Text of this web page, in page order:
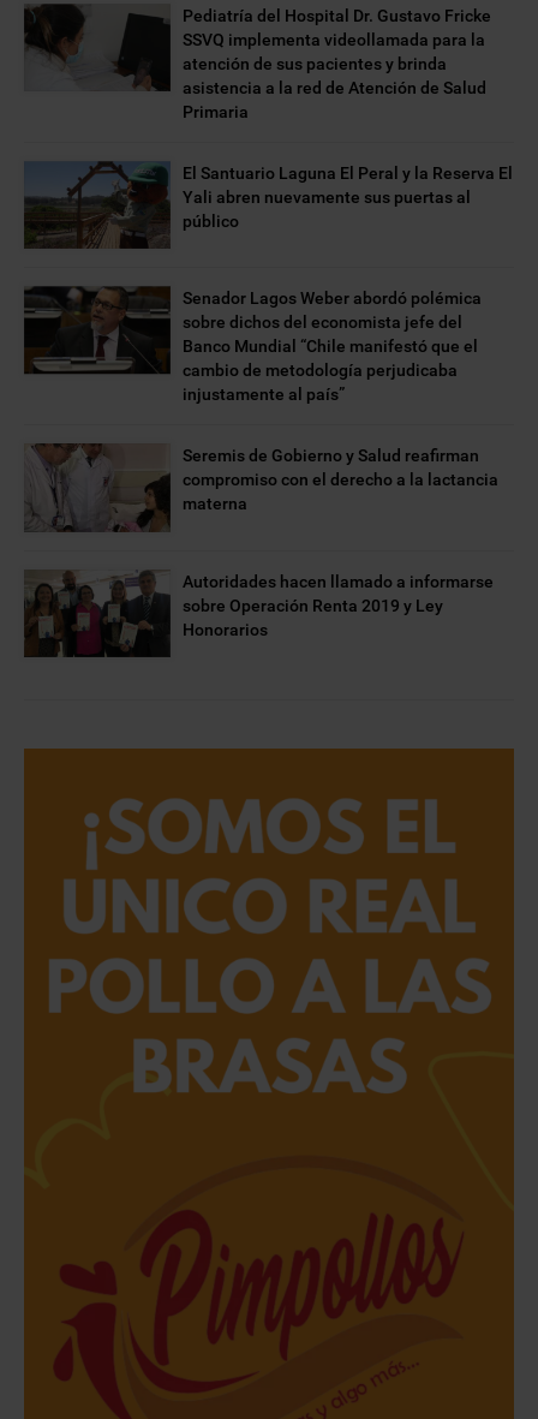
Pediatría del Hospital Dr. Gustavo Fricke
SSVQ implementa videollamada para la
atención de sus pacientes y brinda
asistencia a la red de Atención de Salud
Primaria
El Santuario Laguna El Peral y la Reserva El
Yali abren nuevamente sus puertas al
público
Senador Lagos Weber abordó polémica
sobre dichos del economista jefe del
Banco Mundial “Chile manifestó que el
cambio de metodología perjudicaba
injustamente al país”
Seremis de Gobierno y Salud reafirman
compromiso con el derecho a la lactancia
materna
Autoridades hacen llamado a informarse
sobre Operación Renta 2019 y Ley
Honorarios